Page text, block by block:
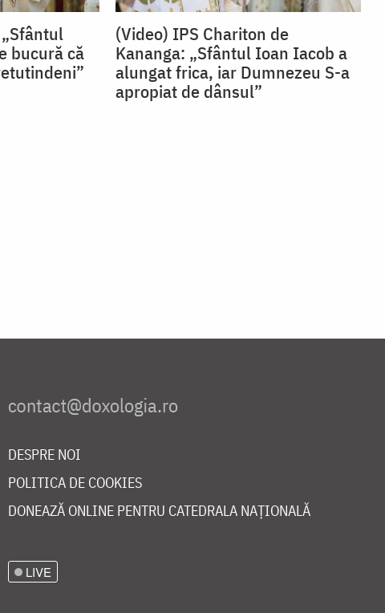
bucură că
(Video) IPS Chariton de
Kananga: „Sfântul Ioan Iacob a
alungat frica, iar Dumnezeu S-a
apropiat de dânsul”
DESPRE NOI
POLITICA DE COOKIES
DONEAZĂ ONLINE PENTRU CATEDRALA NAȚIONALĂ
LIVE